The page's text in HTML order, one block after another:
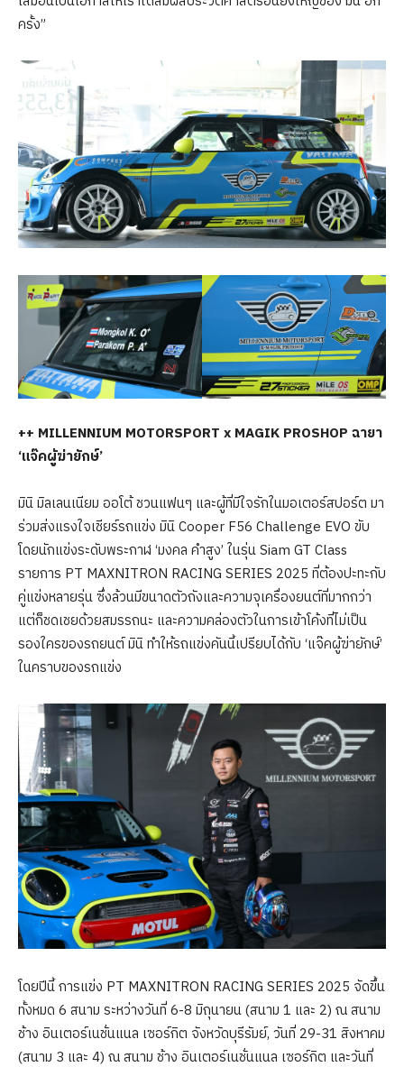
ครั้ง”
++ MILLENNIUM MOTORSPORT x MAGIK PROSHOP ฉายา
‘แจ๊คผู้ฆ่ายักษ์’
มินิ มิลเลนเนียม ออโต้ ชวนแฟนๆ และผู้ที่มีใจรักในมอเตอร์สปอร์ต มา
ร่วมส่งแรงใจเชียร์รถแข่ง มินิ Cooper F56 Challenge EVO ขับ
โดยนักแข่งระดับพระกาฬ ‘มงคล คำสูง’ ในรุ่น Siam GT Class
รายการ PT MAXNITRON RACING SERIES 2025 ที่ต้องปะทะกับ
คู่แข่งหลายรุ่น ซึ่งล้วนมีขนาดตัวถังและความจุเครื่องยนต์ที่มากกว่า
แต่ก็ชดเชยด้วยสมรรถนะ และความคล่องตัวในการเข้าโค้งที่ไม่เป็น
รองใครของรถยนต์ มินิ ทำให้รถแข่งคันนี้เปรียบได้กับ ‘แจ๊คผู้ฆ่ายักษ์’
ในคราบของรถแข่ง
โดยปีนี้ การแข่ง PT MAXNITRON RACING SERIES 2025 จัดขึ้น
ทั้งหมด 6 สนาม ระหว่างวันที่ 6-8 มิถุนายน (สนาม 1 และ 2) ณ สนาม
ช้าง อินเตอร์เนชั่นแนล เซอร์กิต จังหวัดบุรีรัมย์, วันที่ 29-31 สิงหาคม
(สนาม 3 และ 4) ณ สนาม ช้าง อินเตอร์เนชั่นแนล เซอร์กิต และวันที่